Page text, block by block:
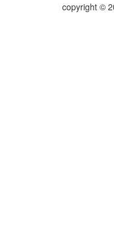
copyright ©